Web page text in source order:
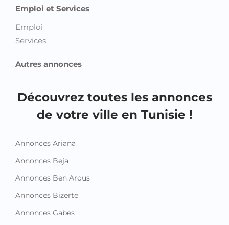
Emploi et Services
Emploi
Services
Autres annonces
Découvrez toutes les annonces
de votre ville en Tunisie !
Annonces Ariana
Annonces Beja
Annonces Ben Arous
Annonces Bizerte
Annonces Gabes